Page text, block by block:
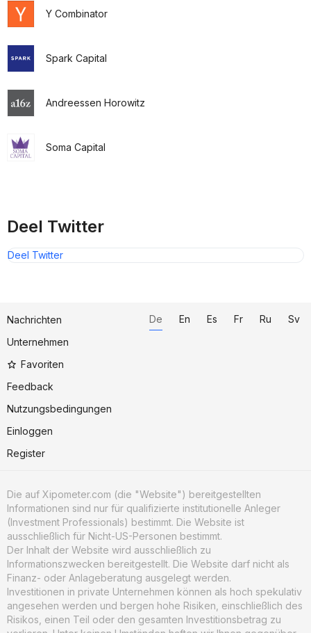
Y Combinator
Spark Capital
Andreessen Horowitz
Soma Capital
Deel Twitter
Deel Twitter
Nachrichten
Unternehmen
Favoriten
Feedback
Nutzungsbedingungen
Einloggen
Register
De En Es Fr Ru Sv
Die auf Xipometer.com (die "Website") bereitgestellten
Informationen sind nur für qualifizierte institutionelle Anleger
(Investment Professionals) bestimmt. Die Website ist
ausschließlich für Nicht-US-Personen bestimmt.
Der Inhalt der Website wird ausschließlich zu
Informationszwecken bereitgestellt. Die Website darf nicht als
Finanz- oder Anlageberatung ausgelegt werden.
Investitionen in private Unternehmen können als hoch spekulativ
angesehen werden und bergen hohe Risiken, einschließlich des
Risikos, einen Teil oder den gesamten Investitionsbetrag zu